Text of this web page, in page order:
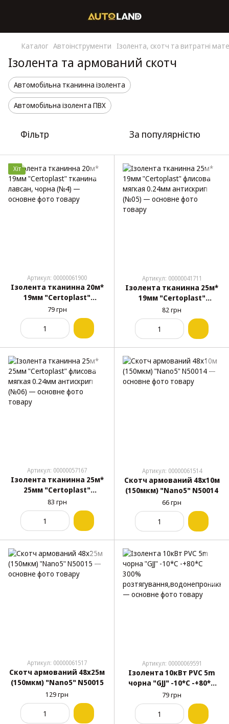
Каталог Автоінструменти Ізолента, скотч та витратні
Ізолента та армований скотч
Автомобільна тканинна ізолента
Автомобільна ізолента ПВХ
Фільтр За популярністю
Хіт
Артикул: 00000061900
Ізолента тканинна 20м*
19мм "Сertoplast"
тканина лавсан, чорна
(№4)
79 грн
Артикул: 00000041711
Ізолента тканинна 25м*
19мм "Сertoplast"
флисова мягкая 0.24мм
антискрип (№05)
82 грн
Артикул: 00000057167
Ізолента тканинна 25м*
25мм "Сertoplast"
флисова мягкая 0.24мм
антискрип (№06)
83 грн
Артикул: 00000061514
Скотч армований 48х10м
(150мкм) "Nano5" N50014
66 грн
Артикул: 00000061517
Скотч армований 48х25м
(150мкм) "Nano5" N50015
129 грн
Артикул: 00000069591
Ізолента 10кВт PVC 5m
чорна "GJJ" -10*С -+80*С
300%
розтягування,водонепро
79 грн